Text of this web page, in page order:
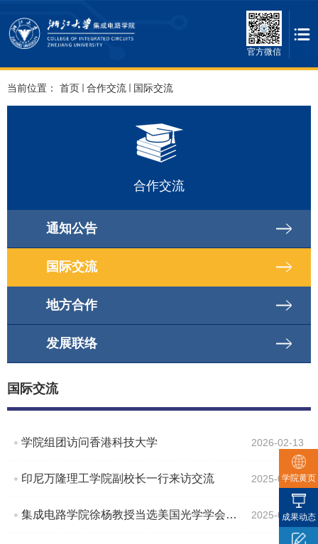
官方微信
当前位置： 首页 合作交流 国际交流
合作交流
通知公告
国际交流
地方合作
发展联络
国际交流
学院组团访问香港科技大学 2026-02-13
印尼万隆理工学院副校长一行来访交流 2025-05-20
集成电路学院徐杨教授当选美国光学学会会士（Optica Fellow） 2025-02-01
学院黄页
成果动态